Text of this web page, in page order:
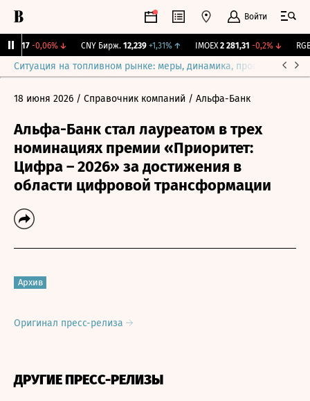
Войти
-0,06%↓ CNY Бирж. 12,239 +1,31% ↑ IMOEX 2 281,31 -0,2%↓
Ситуация на топливном рынке: меры, динамика, прогнозы
18 июня 2026 / Справочник компаний / Альфа-Банк
Альфа-Банк стал лауреатом в трех
номинациях премии «Приоритет:
Цифра – 2026» за достижения в
области цифровой трансформации
Архив
Оригинал пресс-релиза
ДРУГИЕ ПРЕСС-РЕЛИЗЫ